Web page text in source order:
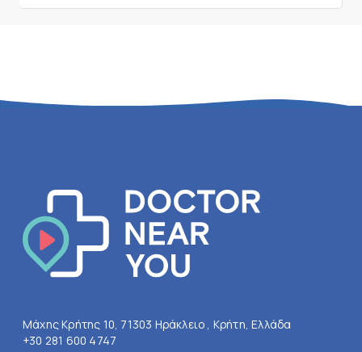
Μάχης Κρήτης 10, 71303 Ηράκλειο , Κρήτη, Ελλάδα
+30 281 600 4747